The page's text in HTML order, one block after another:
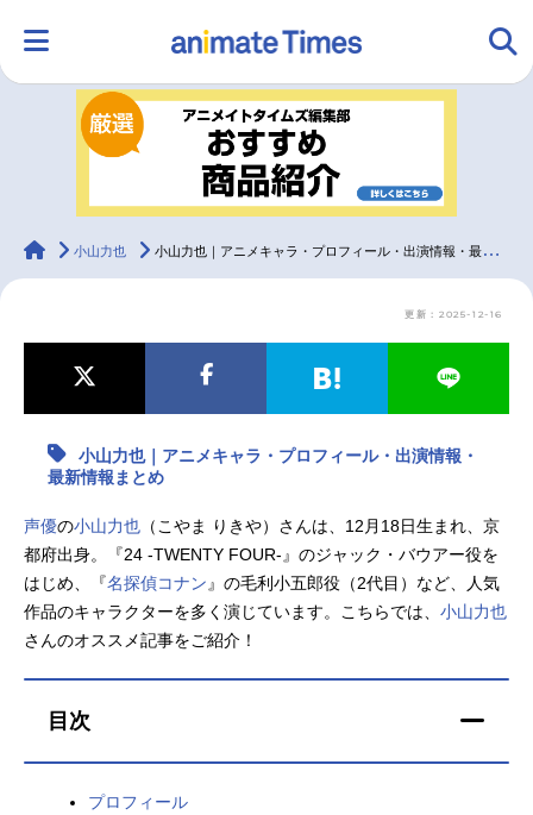
ランキング アニメ
ラジオ グッズ
最新記事一覧
アニメ記事一覧 声優記事一覧
アニメ映画一覧 実写化映画一覧
今期アニメ曜日別一覧
春アニメ 夏アニメ
秋アニメ
animateTimes
小山力也 小山力也｜アニメキャラ・プロフィール・出演情報・最新情報まとめ
更新：2025-12-16
小山力也｜アニメキャラ・プロフィール・出演情報・
最新情報まとめ
声優の小山力也 （こやま りきや）さんは、12月18日生まれ、京
都府出身。『24 -TWENTY FOUR-』のジャック・バウアー役を
はじめ、『名探偵コナン 』の毛利小五郎役（2代目）など、人気
作品のキャラクターを多く演じています。こちらでは、 小山力也
さんのオススメ記事をご紹介！
目次
プロフィール